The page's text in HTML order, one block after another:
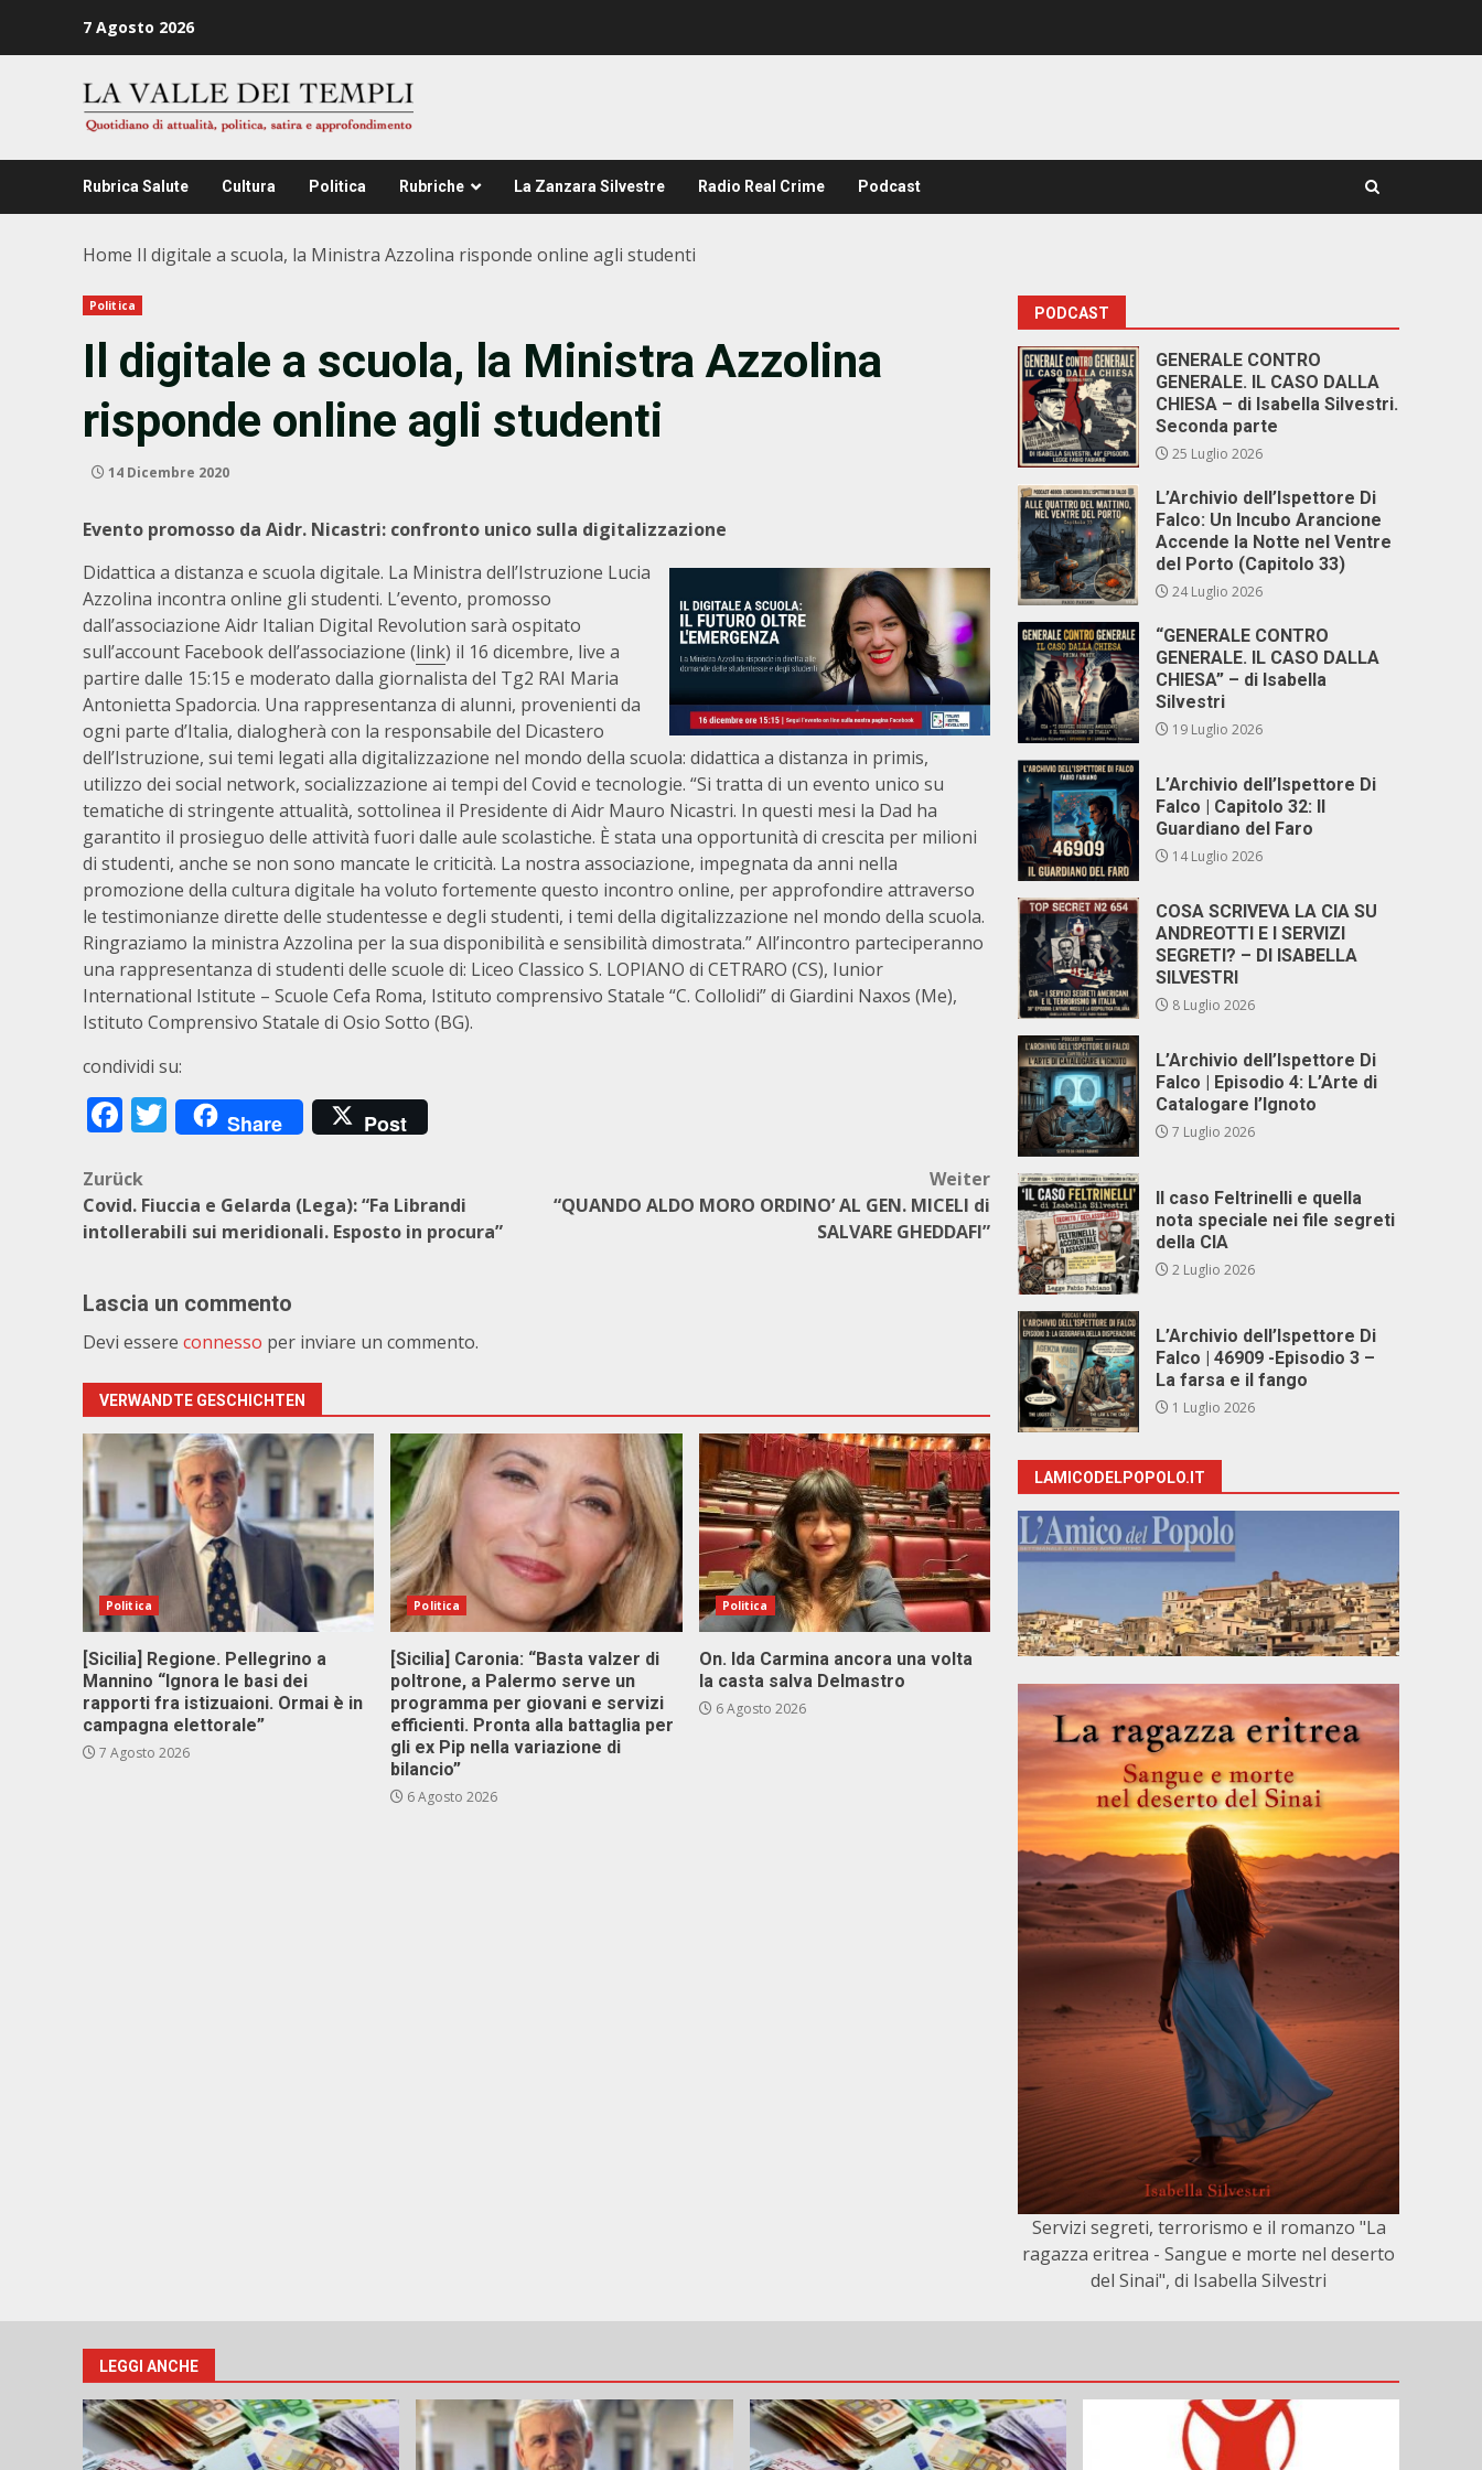
7 Agosto 2026
Rubrica Salute Cultura Politica Rubriche La Zanzara Silvestre Radio Real Crime Podcast
Home Il digitale a scuola, la Ministra Azzolina risponde online agli studenti
Politica
Il digitale a scuola, la Ministra Azzolina
risponde online agli studenti
14 Dicembre 2020
Evento promosso da Aidr. Nicastri: confronto unico sulla digitalizzazione
Didattica a distanza e scuola digitale. La Ministra dell’Istruzione Lucia
Azzolina incontra online gli studenti. L’evento, promosso
dall’associazione Aidr Italian Digital Revolution sarà ospitato
sull’account Facebook dell’associazione (link) il 16 dicembre, live a
partire dalle 15:15 e moderato dalla giornalista del Tg2 RAI Maria
Antonietta Spadorcia. Una rappresentanza di alunni, provenienti da
ogni parte d’Italia, dialogherà con la responsabile del Dicastero
dell’Istruzione, sui temi legati alla digitalizzazione nel mondo della scuola: didattica a distanza in primis,
utilizzo dei social network, socializzazione ai tempi del Covid e tecnologie. “Si tratta di un evento unico su
tematiche di stringente attualità, sottolinea il Presidente di Aidr Mauro Nicastri. In questi mesi la Dad ha
garantito il prosieguo delle attività fuori dalle aule scolastiche. È stata una opportunità di crescita per milioni
di studenti, anche se non sono mancate le criticità. La nostra associazione, impegnata da anni nella
promozione della cultura digitale ha voluto fortemente questo incontro online, per approfondire attraverso
le testimonianze dirette delle studentesse e degli studenti, i temi della digitalizzazione nel mondo della scuola.
Ringraziamo la ministra Azzolina per la sua disponibilità e sensibilità dimostrata.” All’incontro parteciperanno
una rappresentanza di studenti delle scuole di: Liceo Classico S. LOPIANO di CETRARO (CS), Iunior
International Istitute – Scuole Cefa Roma, Istituto comprensivo Statale “C. Collolidi” di Giardini Naxos (Me),
Istituto Comprensivo Statale di Osio Sotto (BG).
condividi su:
Facebook
Twitter
Share Post
Beitragsnavigation
Zurück
Covid. Fiuccia e Gelarda (Lega): “Fa Librandi
intollerabili sui meridionali. Esposto in procura”
Weiter
“QUANDO ALDO MORO ORDINO’ AL GEN. MICELI di
SALVARE GHEDDAFI”
Lascia un commento
Devi essere connesso per inviare un commento.
VERWANDTE GESCHICHTEN
Politica
[Sicilia] Regione. Pellegrino a
Mannino “Ignora le basi dei
rapporti fra istizuaioni. Ormai è in
campagna elettorale”
7 Agosto 2026
Politica
[Sicilia] Caronia: “Basta valzer di
poltrone, a Palermo serve un
programma per giovani e servizi
efficienti. Pronta alla battaglia per
gli ex Pip nella variazione di
bilancio”
6 Agosto 2026
Politica
On. Ida Carmina ancora una volta
la casta salva Delmastro
6 Agosto 2026
PODCAST
GENERALE CONTRO
GENERALE. IL CASO DALLA
CHIESA – di Isabella Silvestri.
Seconda parte
25 Luglio 2026
L’Archivio dell’Ispettore Di
Falco: Un Incubo Arancione
Accende la Notte nel Ventre
del Porto (Capitolo 33)
24 Luglio 2026
“GENERALE CONTRO
GENERALE. IL CASO DALLA
CHIESA” – di Isabella
Silvestri
19 Luglio 2026
L’Archivio dell’Ispettore Di
Falco | Capitolo 32: Il
Guardiano del Faro
14 Luglio 2026
COSA SCRIVEVA LA CIA SU
ANDREOTTI E I SERVIZI
SEGRETI? – DI ISABELLA
SILVESTRI
8 Luglio 2026
L’Archivio dell’Ispettore Di
Falco | Episodio 4: L’Arte di
Catalogare l’Ignoto
7 Luglio 2026
Il caso Feltrinelli e quella
nota speciale nei file segreti
della CIA
2 Luglio 2026
L’Archivio dell’Ispettore Di
Falco | 46909 -Episodio 3 –
La farsa e il fango
1 Luglio 2026
LAMICODELPOPOLO.IT
Servizi segreti, terrorismo e il romanzo "La
ragazza eritrea - Sangue e morte nel deserto
del Sinai", di Isabella Silvestri
LEGGI ANCHE